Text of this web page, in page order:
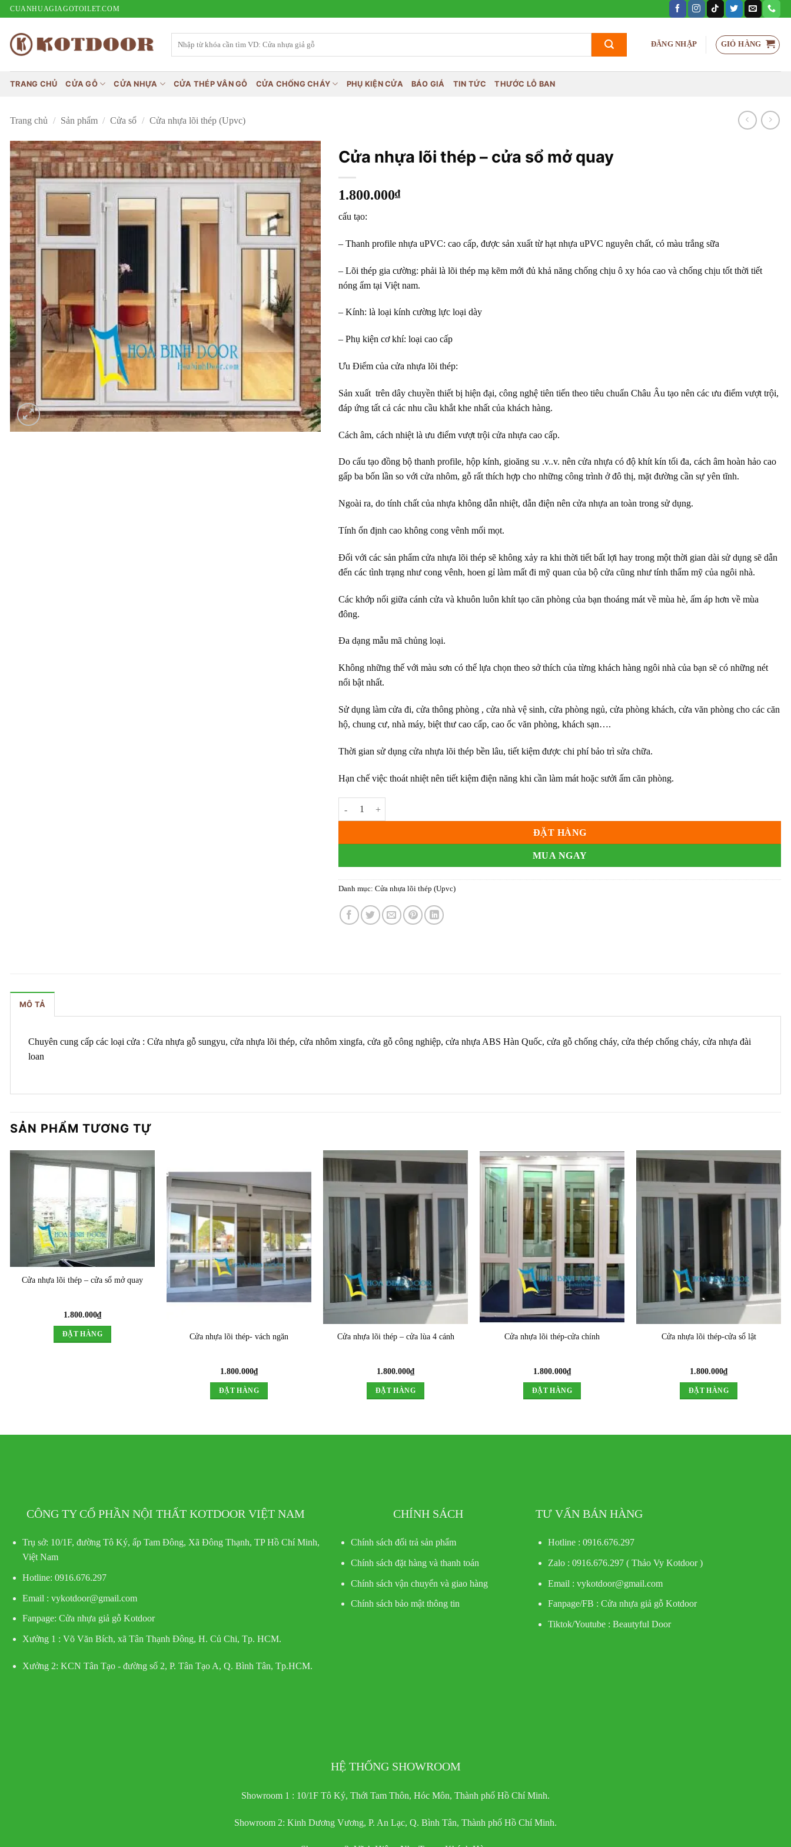
Bỏ
dung
CUANHUAGIAGOTOILET.COM
kiếm:
ĐĂNG NHẬP GIỎ HÀNG
TRANG CHỦ CỬA GỖ CỬA NHỰA CỬA THÉP VÂN GỖ CỬA CHỐNG CHÁY PHỤ KIỆN CỬA BÁO GIÁ TIN TỨC THƯỚC LỖ BAN
Trang chủ / Sản phẩm / Cửa sổ / Cửa nhựa lõi thép (Upvc)
Cửa nhựa lõi thép – cửa sổ mở quay
1.800.000₫
cấu tạo:
– Thanh profile nhựa uPVC: cao cấp, được sản xuất từ hạt nhựa uPVC nguyên chất, có màu trắng sữa
– Lõi thép gia cường: phải là lõi thép mạ kẽm mới đủ khả năng chống chịu ô xy hóa cao và chống chịu tốt thời tiết
nóng ẩm tại Việt nam.
– Kính: là loại kính cường lực loại dày
– Phụ kiện cơ khí: loại cao cấp
Ưu Điểm của cửa nhựa lõi thép:
Sản xuất trên dây chuyền thiết bị hiện đại, công nghệ tiên tiến theo tiêu chuẩn Châu Âu tạo nên các ưu điểm vượt trội,
đáp ứng tất cả các nhu cầu khắt khe nhất của khách hàng.
Cách âm, cách nhiệt là ưu điểm vượt trội cửa nhựa cao cấp.
Do cấu tạo đồng bộ thanh profile, hộp kính, gioăng su .v..v. nên cửa nhựa có độ khít kín tối đa, cách âm hoàn hảo cao
gấp ba bốn lần so với cửa nhôm, gỗ rất thích hợp cho những công trình ở đô thị, mặt đường cần sự yên tĩnh.
Ngoài ra, do tính chất của nhựa không dẫn nhiệt, dẫn điện nên cửa nhựa an toàn trong sử dụng.
Tính ổn định cao không cong vênh mối mọt.
Đối với các sản phẩm cửa nhựa lõi thép sẽ không xảy ra khi thời tiết bất lợi hay trong một thời gian dài sử dụng sẽ dẫn
đến các tình trạng như cong vênh, hoen gỉ làm mất đi mỹ quan của bộ cửa cũng như tính thẩm mỹ của ngôi nhà.
Các khớp nối giữa cánh cửa và khuôn luôn khít tạo căn phòng của bạn thoáng mát về mùa hè, ấm áp hơn về mùa
đông.
Đa dạng mẫu mã chủng loại.
Không những thế với màu sơn có thể lựa chọn theo sở thích của từng khách hàng ngôi nhà của bạn sẽ có những nét
nổi bật nhất.
Sử dụng làm cửa đi, cửa thông phòng , cửa nhà vệ sinh, cửa phòng ngủ, cửa phòng khách, cửa văn phòng cho các căn
hộ, chung cư, nhà máy, biệt thư cao cấp, cao ốc văn phòng, khách sạn….
Thời gian sử dụng cửa nhựa lõi thép bền lâu, tiết kiệm được chi phí bảo trì sửa chữa.
Hạn chế việc thoát nhiệt nên tiết kiệm điện năng khi cần làm mát hoặc sưởi ấm căn phòng.
Cửa nhựa lõi thép - cửa sổ mở quay số lượng
ĐẶT HÀNG
MUA NGAY
Danh mục:Cửa nhựa lõi thép (Upvc)
MÔ TẢ
Chuyên cung cấp các loại cửa : Cửa nhựa gỗ sungyu, cửa nhựa lõi thép, cửa nhôm xingfa, cửa gỗ công nghiệp, cửa nhựa ABS Hàn Quốc, cửa gỗ chống cháy, cửa thép chống cháy, cửa nhựa đài
loan
SẢN PHẨM TƯƠNG TỰ
Cửa nhựa lõi thép – cửa sổ mở quay
1.800.000₫
ĐẶT HÀNG Cửa nhựa lõi thép- vách ngăn
1.800.000₫
ĐẶT HÀNG
Cửa nhựa lõi thép – cửa lùa 4 cánh
1.800.000₫
ĐẶT HÀNG
Cửa nhựa lõi thép-cửa chính
1.800.000₫
ĐẶT HÀNG
Cửa nhựa lõi thép-cửa sổ lật
1.800.000₫
ĐẶT HÀNG
CÔNG TY CỔ PHẦN NỘI THẤT KOTDOOR VIỆT NAM
Trụ sở: 10/1F, đường Tô Ký, ấp Tam Đông, Xã Đông Thạnh, TP Hồ Chí Minh,
Việt Nam
Hotline: 0916.676.297
Email : vykotdoor@gmail.com
Fanpage: Cửa nhựa giả gỗ Kotdoor
Xưởng 1 : Võ Văn Bích, xã Tân Thạnh Đông, H. Củ Chi, Tp. HCM.
Xưởng 2: KCN Tân Tạo - đường số 2, P. Tân Tạo A, Q. Bình Tân, Tp.HCM.
CHÍNH SÁCH
Chính sách đổi trả sản phẩm
Chính sách đặt hàng và thanh toán
Chính sách vận chuyển và giao hàng
Chính sách bảo mật thông tin
TƯ VẤN BÁN HÀNG
Hotline : 0916.676.297
Zalo : 0916.676.297 ( Thảo Vy Kotdoor )
Email : vykotdoor@gmail.com
Fanpage/FB :Cửa nhựa giả gỗ Kotdoor
Tiktok/Youtube :Beautyful Door
HỆ THỐNG SHOWROOM
Showroom 1 : 10/1F Tô Ký, Thới Tam Thôn, Hóc Môn, Thành phố Hồ Chí Minh.
Showroom 2: Kinh Dương Vương, P. An Lạc, Q. Bình Tân, Thành phố Hồ Chí Minh.